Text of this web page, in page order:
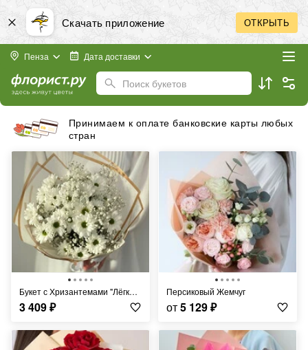
Скачать приложение ОТКРЫТЬ
Пенза Дата доставки
Поиск букетов
Бесплатная доставка в пределах города
Букет с Хризантемами "Лёгкий Ветерок"
3 409₽
Персиковый Жемчуг
от5 129₽